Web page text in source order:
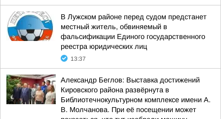
В Лужском районе перед судом предстанет
местный житель, обвиняемый в
фальсификации Единого государственного
реестра юридических лиц
13:37
Александр Беглов: Выставка достижений
Кировского района развёрнута в
Библиотечнокультурном комплексе имени А.
В. Молчанова. При её посещении может